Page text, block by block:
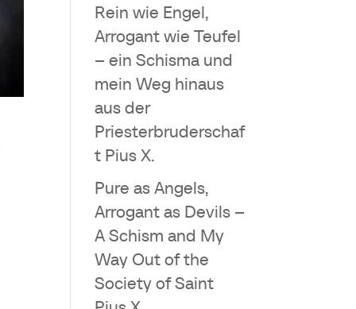
Rein wie Engel,
Arrogant wie Teufel
– ein Schisma und
mein Weg hinaus
aus der
Priesterbruderschaf
t Pius X.
Pure as Angels,
Arrogant as Devils –
A Schism and My
Way Out of the
Society of Saint